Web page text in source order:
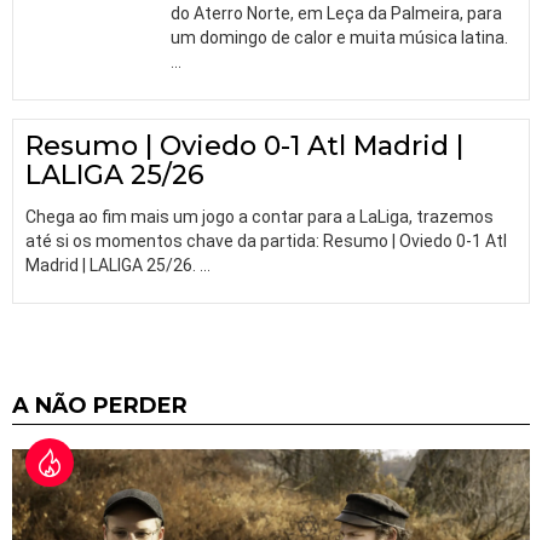
do Aterro Norte, em Leça da Palmeira, para
um domingo de calor e muita música latina.
Resumo | Oviedo 0-1 Atl Madrid |
LALIGA 25/26
Chega ao fim mais um jogo a contar para a LaLiga, trazemos
até si os momentos chave da partida: Resumo | Oviedo 0-1 Atl
Madrid | LALIGA 25/26.
A NÃO PERDER